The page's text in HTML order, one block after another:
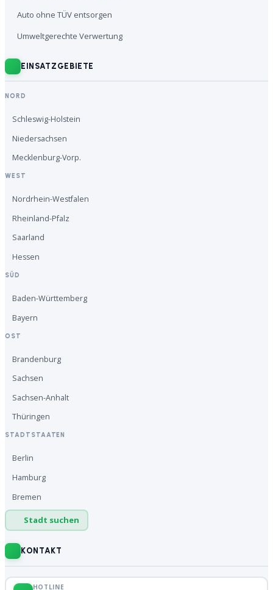
Auto ohne TÜV entsorgen
Umweltgerechte Verwertung
EINSATZGEBIETE
NORD
Schleswig-Holstein
Niedersachsen
Mecklenburg-Vorp.
WEST
Nordrhein-Westfalen
Rheinland-Pfalz
Saarland
Hessen
SÜD
Baden-Württemberg
Bayern
OST
Brandenburg
Sachsen
Sachsen-Anhalt
Thüringen
STADTSTAATEN
Berlin
Hamburg
Bremen
Stadt suchen
KONTAKT
HOTLINE